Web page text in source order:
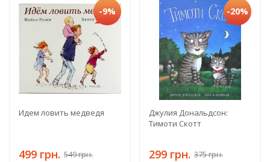
-9%
Идем ловить медведя
499 грн. 549 грн.
-20%
Джулия Дональдсон:
Тимоти Скотт
299 грн. 375 грн.